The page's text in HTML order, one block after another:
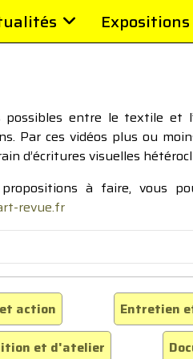
Expositions
entre le textile et
Par ces vidéos plus ou
d’écritures visuelles
à faire, vous
revue.fr
action
Entretien
et d'atelier